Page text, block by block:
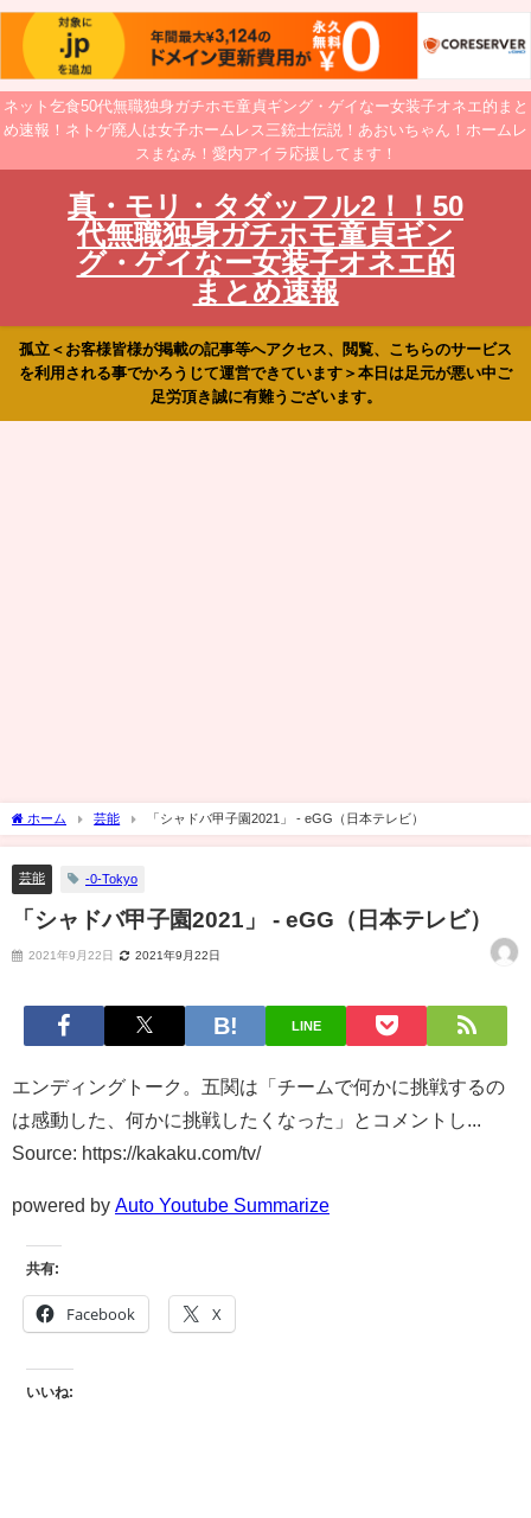
ネット乞食50代無職独身ガチホモ童貞ギング・ゲイなー女装子オネエ的まと
め速報！ネトゲ廃人は女子ホームレス三銃士伝説！あおいちゃん！ホームレ
スまなみ！愛内アイラ応援してます！
真・モリ・タダッフル2！！50
代無職独身ガチホモ童貞ギン
グ・ゲイなー女装子オネエ的
まとめ速報
孤立＜お客様皆様が掲載の記事等へアクセス、閲覧、こちらのサービス
を利用される事でかろうじて運営できています＞本日は足元が悪い中ご
足労頂き誠に有難うございます。
ホーム 芸能 「シャドバ甲子園2021」 - eGG（日本テレビ）
芸能 -0-Tokyo
「シャドバ甲子園2021」 - eGG（日本テレビ）
2021年9月22日 2021年9月22日
LINE
エンディングトーク。五関は「チームで何かに挑戦するの
は感動した、何かに挑戦したくなった」とコメントし...
Source: https://kakaku.com/tv/
powered by Auto Youtube Summarize
共有:
Facebook X
いいね: